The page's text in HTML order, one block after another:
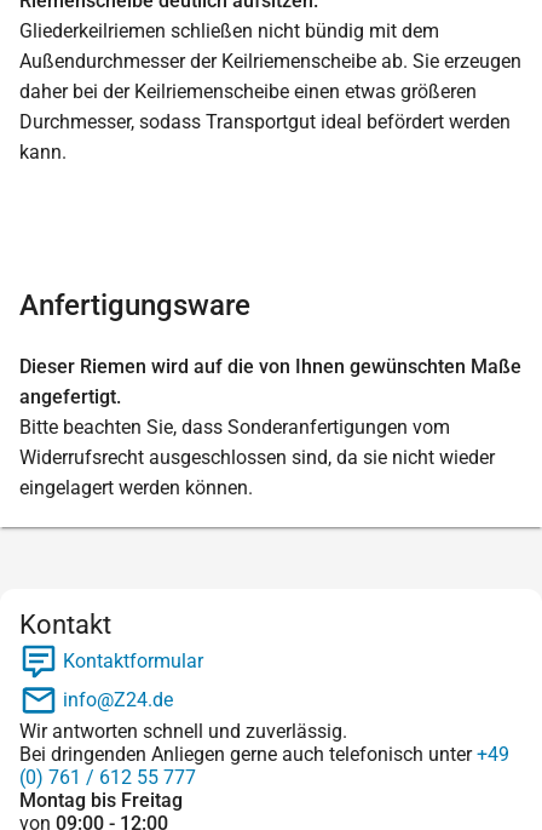
Gliederkeilriemen schließen nicht bündig mit dem
Außendurchmesser der Keilriemenscheibe ab. Sie erzeugen
daher bei der Keilriemenscheibe einen etwas größeren
Durchmesser, sodass Transportgut ideal befördert werden
kann.
Anfertigungsware
Dieser Riemen wird auf die von Ihnen gewünschten Maße
angefertigt.
Bitte beachten Sie, dass Sonderanfertigungen vom
Widerrufsrecht ausgeschlossen sind, da sie nicht wieder
eingelagert werden können.
Kontakt
Kontaktformular
info@Z24.de
Wir antworten schnell und zuverlässig.
Bei dringenden Anliegen gerne auch telefonisch unter+49
(0) 761 / 612 55 777
Montag bis Freitag
von 09:00 - 12:00